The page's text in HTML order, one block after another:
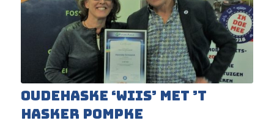
Oudehaske ‘wiis’ met ’t
Hasker Pompke